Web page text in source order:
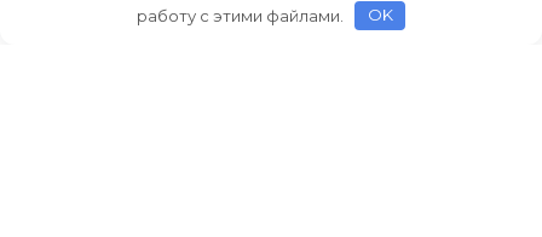
работу с этими файлами.
OK